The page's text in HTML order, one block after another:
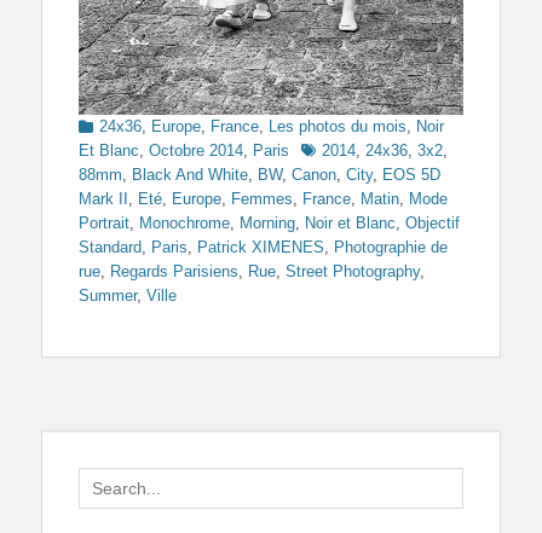
Categories
24x36, Europe, France, Les photos du mois, Noir
Et Blanc, Octobre 2014, Paris Tags2014, 24x36, 3x2,
88mm, Black And White, BW, Canon, City, EOS 5D
Mark II , Eté, Europe, Femmes, France, Matin, Mode
Portrait, Monochrome, Morning, Noir et Blanc, Objectif
Standard, Paris, Patrick XIMENES, Photographie de
rue, Regards Parisiens, Rue, Street Photography,
Summer, Ville
Search
for: